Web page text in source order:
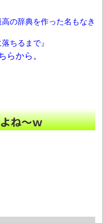
ｗｗｗｗｗ
なかったこと」にす
しまう
ーパー堀、ショート
がポイント給付事業か
何になる？理系「水
めるの言うほど無理
の辞典を作った名もなき
ちるまで』
らから。
ね～ｗ